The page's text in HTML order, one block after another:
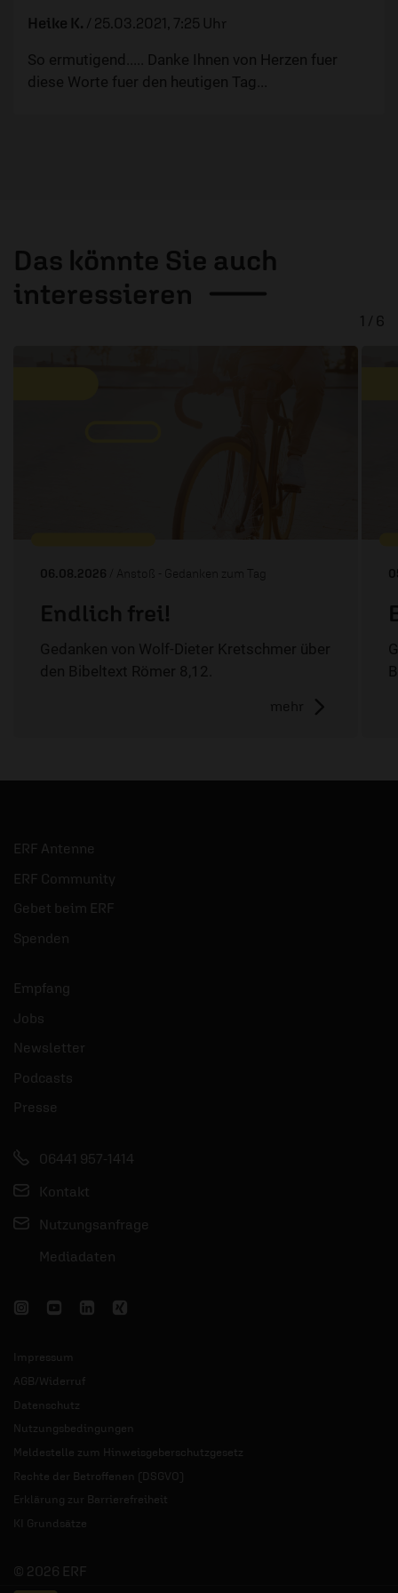
Heike K. / 25.03.2021, 7:25 Uhr
So ermutigend..... Danke Ihnen von Herzen fuer
diese Worte fuer den heutigen Tag...
Das könnte Sie auch
interessieren
06.08.2026 / Anstoß - Gedanken zum Tag
Endlich frei!
Gedanken von Wolf-Dieter Kretschmer über
den Bibeltext Römer 8,12.
mehr
1 / 6
ERF Antenne
ERF Community
Gebet beim ERF
Spenden
Empfang
Jobs
Newsletter
Podcasts
Presse
06441 957-1414
Kontakt
Nutzungsanfrage
Mediadaten
Impressum
AGB/Widerruf
Datenschutz
Nutzungsbedingungen
Meldestelle zum Hinweisgeberschutzgesetz
Rechte der Betroffenen (DSGVO)
Erklärung zur Barrierefreiheit
KI Grundsätze
© 2026 ERF